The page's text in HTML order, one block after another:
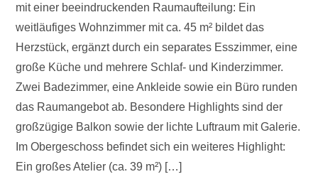
mit einer beeindruckenden Raumaufteilung: Ein
weitläufiges Wohnzimmer mit ca. 45 m² bildet das
Herzstück, ergänzt durch ein separates Esszimmer, eine
große Küche und mehrere Schlaf- und Kinderzimmer.
Zwei Badezimmer, eine Ankleide sowie ein Büro runden
das Raumangebot ab. Besondere Highlights sind der
großzügige Balkon sowie der lichte Luftraum mit Galerie.
Im Obergeschoss befindet sich ein weiteres Highlight:
Ein großes Atelier (ca. 39 m²) […]